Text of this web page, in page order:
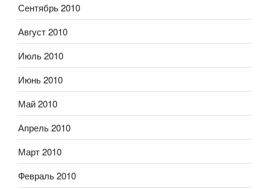
Сентябрь 2010
Август 2010
Июль 2010
Июнь 2010
Май 2010
Апрель 2010
Март 2010
Февраль 2010